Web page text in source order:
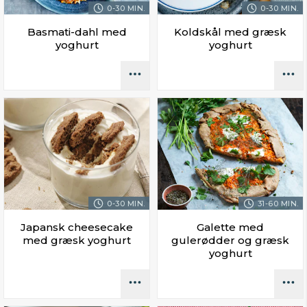
0-30 MIN.
Basmati-dahl med
yoghurt
0-30 MIN.
Koldskål med græsk
yoghurt
0-30 MIN.
Japansk cheesecake
med græsk yoghurt
31-60 MIN.
Galette med
gulerødder og græsk
yoghurt